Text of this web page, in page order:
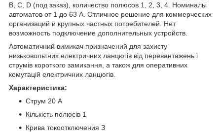
B, C, D (под заказ), количество полюсов 1, 2, 3, 4. Номиналы
автоматов от 1 до 63 А. Отличное решение для коммерческих
организаций и крупных частных потребителей. Нет
возможность подключение дополнительных устройств.
Автоматичний вимикач призначений для захисту
низьковольтних електричних ланцюгів від перевантажень і
струмів короткого замикання, а також для оперативних
комутацій електричних ланцюгів.
Характеристика:
Струм 20 А
Кількість полюсів 1
Крива токоотключения З